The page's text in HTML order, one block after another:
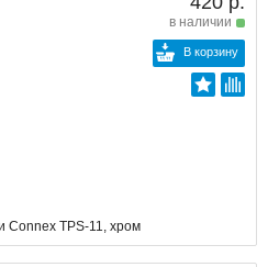
в наличии
В корзину
Connex TPS-11, хром